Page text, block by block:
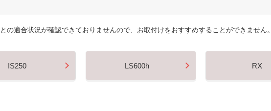
適合状況が確認できておりませんので、お取付けをおすすめすることができません。
IS250 LS600h RX